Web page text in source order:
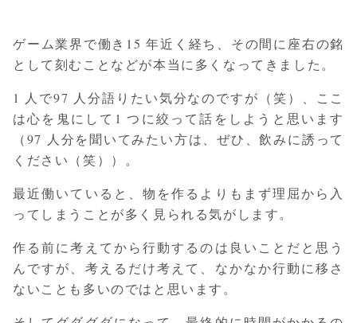
ゲーム業界で働き15 年近く経ち、その間に座右の銘
として刻むことなどが本当に多くなってきました。
1 人で97 人分語りたい気分なのですが（笑）、ここ
は心を鬼にして1 つに絞って話をしようと思います
（97 人分を聞いてみたい方は、ぜひ、飲みに誘って
ください（笑））。
最近働いていると、物を作るよりもまず理屈から入
ってしまうことが多く見られる気がします。
作る前に考えてから行動するのは良いことだと思う
んですが、考えるだけ考えて、なかなか行動に移さ
ないことも多いのではと思います。